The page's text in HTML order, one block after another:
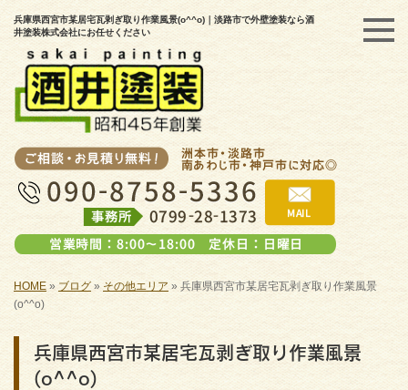
兵庫県西宮市某居宅瓦剥ぎ取り作業風景(o^^o)｜淡路市で外壁塗装なら酒
井塗装株式会社にお任せください
HOME » ブログ» その他エリア » 兵庫県西宮市某居宅瓦剥ぎ取り作業風景
(o^^o)
兵庫県西宮市某居宅瓦剥ぎ取り作業風景
(o^^o)